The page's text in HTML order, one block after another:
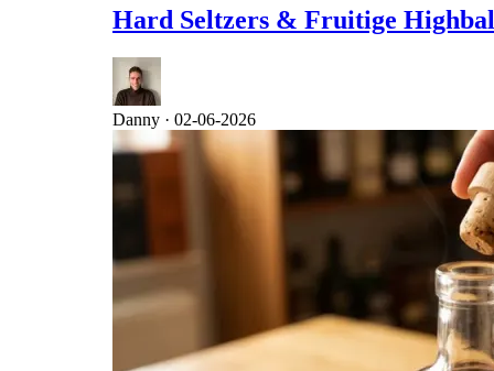
Hard Seltzers & Fruitige
Danny · 02-06-2026